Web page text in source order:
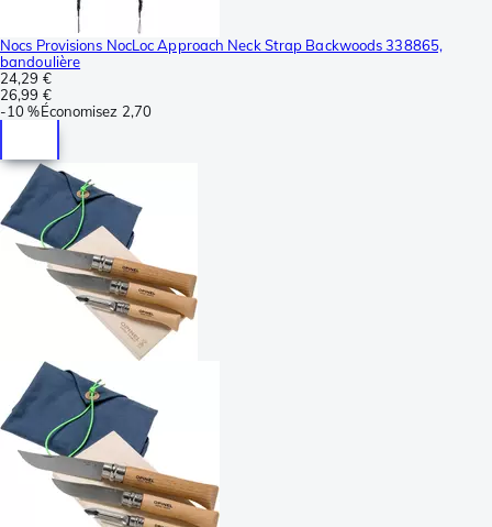
Nocs Provisions NocLoc Approach Neck Strap Backwoods 338865,
bandoulière
24,29 €
26,99 €
-10 %Économisez 2,70